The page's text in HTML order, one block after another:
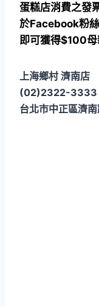
蛋糕店消費之
於Facebook粉
即可獲得$100母
上海鄉村 濟南店
(02)2322-3333
台北市中正區濟